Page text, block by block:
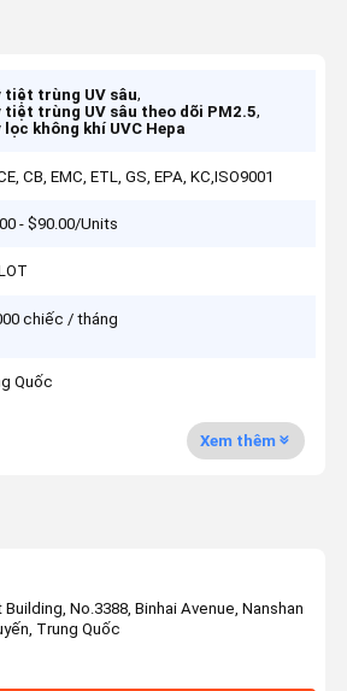
tiệt trùng UV sâu,
tiệt trùng UV sâu theo dõi PM2.5,
lọc không khí UVC Hepa
CB, EMC, ETL, GS, EPA, KC,ISO9001
- $90.00/Units
chiếc / tháng
Quốc
Xem thêm
No.3388, Binhai Avenue, Nanshan
Trung Quốc